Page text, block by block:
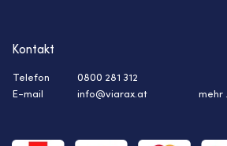
Kontakt
Telefon
0800 281 312
E-mail
info@viarax.at mehr ...